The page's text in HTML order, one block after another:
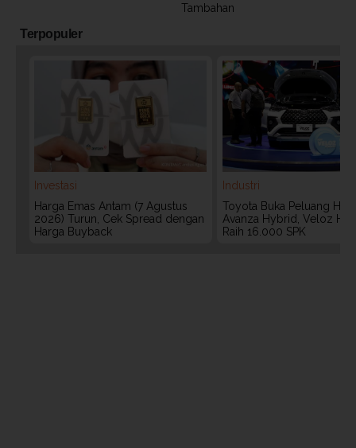
Tambahan
Terpopuler
Investasi
Harga Emas Antam (7 Agustus
2026) Turun, Cek Spread dengan
Harga Buyback
Industri
Toyota Buka Peluang
Avanza Hybrid, Veloz
Raih 16.000 SPK